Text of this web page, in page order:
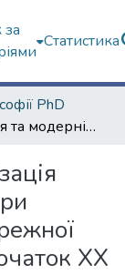
Статистика
PhD
Становлення та модернізація соціальної інфраструктури губернських міст Лівобережної України (кінець XVIII – початок ХХ ст.)
ХХ